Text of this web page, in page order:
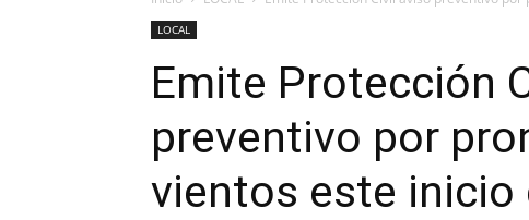
LOCAL
Emite Protección
preventivo por
vientos este inicio